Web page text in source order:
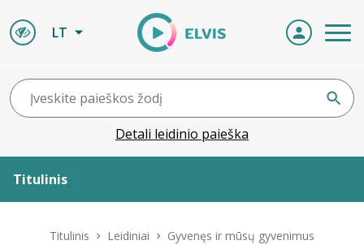
LT
Detali leidinio paieška
Titulinis
Titulinis Leidiniai Gyvenęs ir mūsų gyvenimus